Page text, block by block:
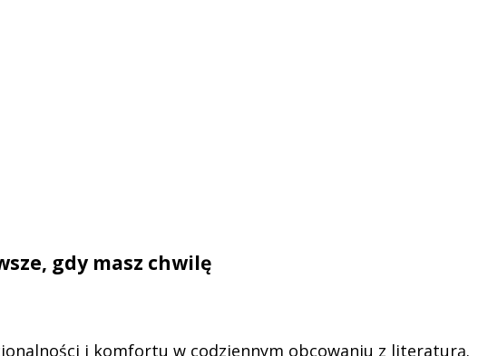
gdy masz chwilę
i komfortu w codziennym obcowaniu z literaturą.